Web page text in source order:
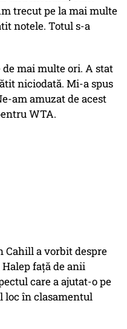
trecut pe la mai multe
notele. Totul s-a
mai multe ori. A stat
niciodată. Mi-a spus
am amuzat de acest
WTA.
Cahill a vorbit despre
față de anii
care a ajutat-o pe
loc în clasamentul